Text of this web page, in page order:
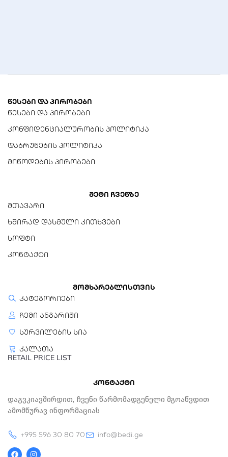
წესები და პირობები
წესები და პირობები
კონფიდენციალურობის პოლიტიკა
დაბრუნების პოლიტიკა
მიწოდების პირობები
მეტი ჩვენზე
მთავარი
ხშირად დასმული კითხვები
სოფტი
კონტაქტი
მომხარებლისთვის
კატეგორიები
ჩემი ანგარიში
სურვილების სია
კალათა
RETAIL PRICE LIST
კონტაქტი
Დაგვკიავშირდით, Ჩვენი Წარმომადგენელი Მგოაწვდით
Ამომწურავ Ინფორმაციას
+995 596 30 80 70
info@bedi.ge
a n